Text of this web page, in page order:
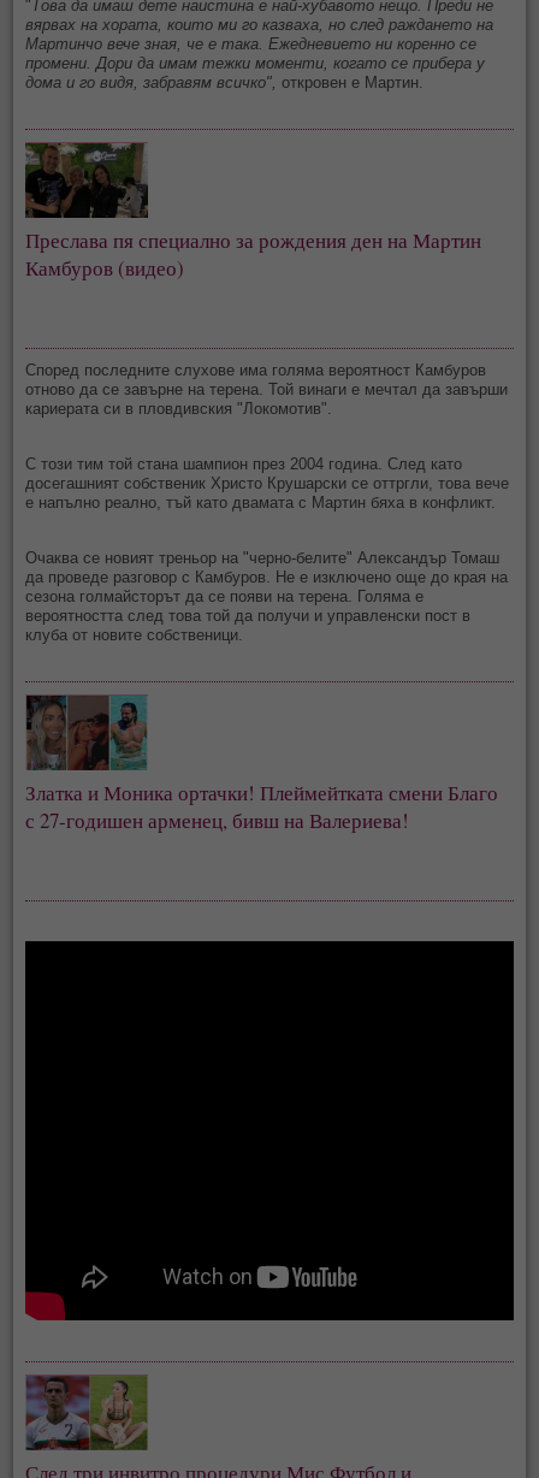
"Това да имаш дете наистина е най-хубавото нещо. Преди не
вярвах на хората, които ми го казваха, но след раждането на
Мартинчо вече зная, че е така. Ежедневието ни коренно се
промени. Дори да имам тежки моменти, когато се прибера у
дома и го видя, забравям всичко", откровен е Мартин.
Преслава пя специално за рождения ден на Мартин
Камбуров (видео)
Според последните слухове има голяма вероятност Камбуров
отново да се завърне на терена. Той винаги е мечтал да завърши
кариерата си в пловдивския "Локомотив".
С този тим той стана шампион през 2004 година. След като
досегашният собственик Христо Крушарски се оттргли, това вече
е напълно реално, тъй като двамата с Мартин бяха в конфликт.
Очаква се новият треньор на "черно-белите" Александър Томаш
да проведе разговор с Камбуров. Не е изключено още до края на
сезона голмайсторът да се появи на терена. Голяма е
вероятността след това той да получи и управленски пост в
клуба от новите собственици.
Златка и Моника ортачки! Плеймейтката смени Благо
с 27-годишен арменец, бивш на Валериева!